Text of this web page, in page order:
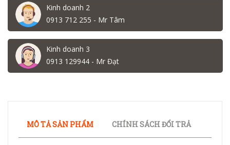
Kinh doanh 2
0913 712 255 - Mr Tâm
Kinh doanh 3
0913 129944 - Mr Đạt
MÔ TẢ SẢN PHẨM CHÍNH SÁCH ĐỔI TRẢ